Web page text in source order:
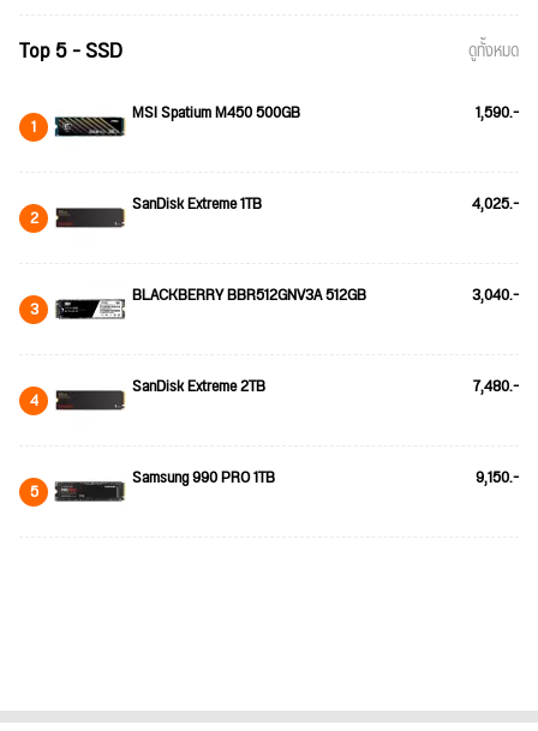
Top 5 - SSD ดูทั้งหมด
1 MSI Spatium M450 500GB 1,590.-
2 SanDisk Extreme 1TB 4,025.-
3 BLACKBERRY BBR512GNV3A 512GB 3,040.-
4 SanDisk Extreme 2TB 7,480.-
5 Samsung 990 PRO 1TB 9,150.-